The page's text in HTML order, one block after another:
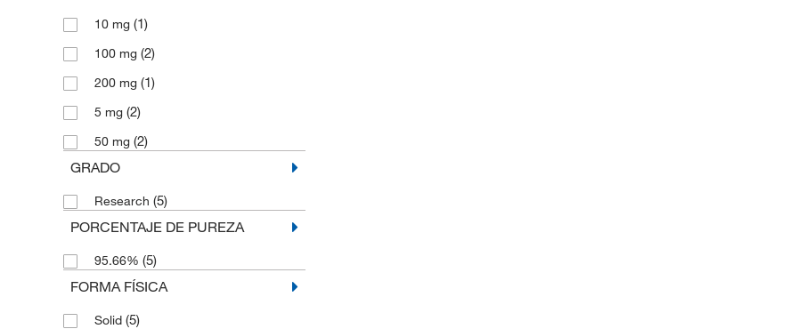
10 mg (1)
100 mg (2)
200 mg (1)
5 mg (2)
50 mg (2)
GRADO
Research (5)
PORCENTAJE DE PUREZA
95.66% (5)
FORMA FÍSICA
Solid (5)